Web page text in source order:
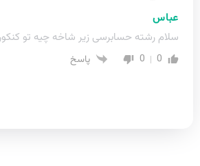
عباس
سلام رشته حسابرسی زیر شاخه چیه تو
0
0 پاسخ